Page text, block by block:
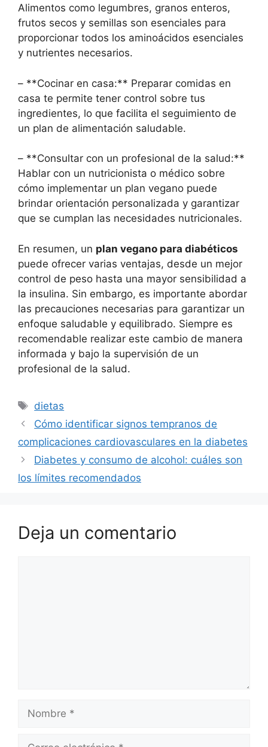
Alimentos como legumbres, granos enteros,
frutos secos y semillas son esenciales para
proporcionar todos los aminoácidos esenciales
y nutrientes necesarios.
– **Cocinar en casa:** Preparar comidas en
casa te permite tener control sobre tus
ingredientes, lo que facilita el seguimiento de
un plan de alimentación saludable.
– **Consultar con un profesional de la salud:**
Hablar con un nutricionista o médico sobre
cómo implementar un plan vegano puede
brindar orientación personalizada y garantizar
que se cumplan las necesidades nutricionales.
En resumen, un plan vegano para diabéticos
puede ofrecer varias ventajas, desde un mejor
control de peso hasta una mayor sensibilidad a
la insulina. Sin embargo, es importante abordar
las precauciones necesarias para garantizar un
enfoque saludable y equilibrado. Siempre es
recomendable realizar este cambio de manera
informada y bajo la supervisión de un
profesional de la salud.
Etiquetas
dietas
Cómo identificar signos tempranos de
complicaciones cardiovasculares en la diabetes
Diabetes y consumo de alcohol: cuáles son
los límites recomendados
Deja un comentario